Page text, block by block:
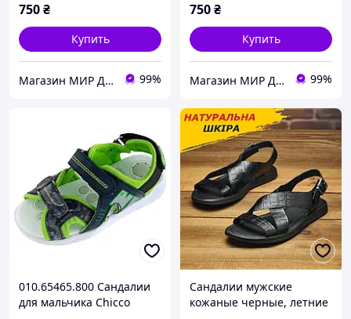
750₴
Купить
Магазин МИР ДЕТСТВА Одежда и обувь для детей и подростков 99%
750₴
Купить
Магазин МИР ДЕТСТВА Одежда и обувь для детей и подростков 99%
010.65465.800 Сандалии
для мальчика Chicco
Сандалии мужские
кожаные черные, летние